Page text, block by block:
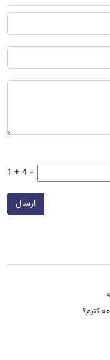
1 + 4 =
ارسال
کنیم؟